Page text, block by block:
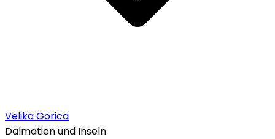
Velika Gorica
Dalmatien und Inseln